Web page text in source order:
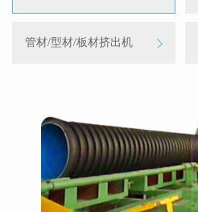
管材/型材/板材挤出机